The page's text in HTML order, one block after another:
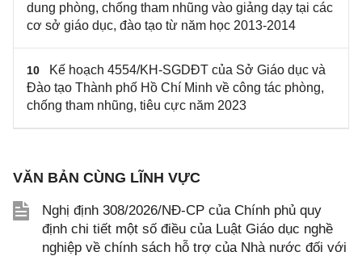
dung phòng, chống tham nhũng vào giảng dạy tại các
cơ sở giáo dục, đào tạo từ năm học 2013-2014
10
Kế hoạch 4554/KH-SGDĐT của Sở Giáo dục và
Đào tạo Thành phố Hồ Chí Minh về công tác phòng,
chống tham nhũng, tiêu cực năm 2023
VĂN BẢN CÙNG LĨNH VỰC
Nghị định 308/2026/NĐ-CP của Chính phủ quy
định chi tiết một số điều của Luật Giáo dục nghề
nghiệp về chính sách hỗ trợ của Nhà nước đối với